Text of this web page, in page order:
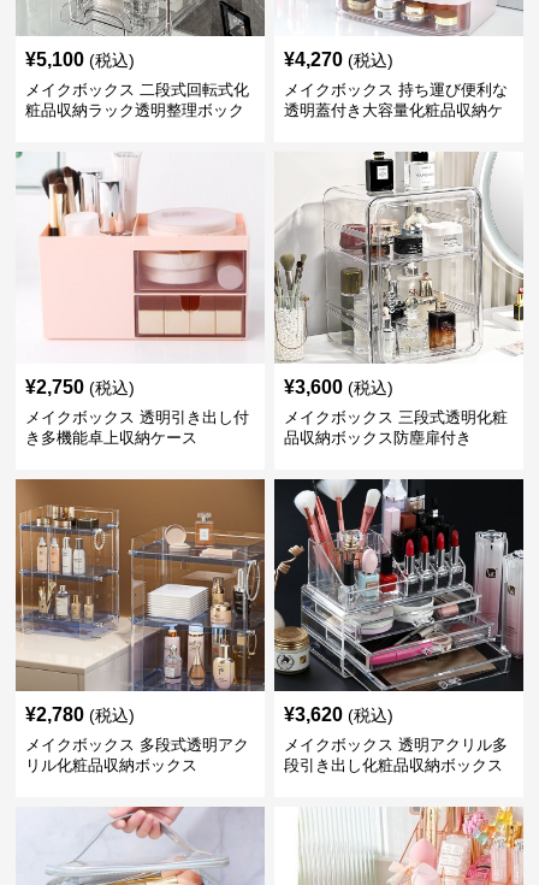
¥5,100 (税込)
メイクボックス 二段式回転式化
粧品収納ラック透明整理ボック
¥4,270 (税込)
メイクボックス 持ち運び便利な
透明蓋付き大容量化粧品収納ケ
¥2,750 (税込)
メイクボックス 透明引き出し付
き多機能卓上収納ケース
¥3,600 (税込)
メイクボックス 三段式透明化粧
品収納ボックス防塵扉付き
¥2,780 (税込)
メイクボックス 多段式透明アク
リル化粧品収納ボックス
¥3,620 (税込)
メイクボックス 透明アクリル多
段引き出し化粧品収納ボックス